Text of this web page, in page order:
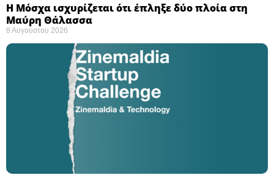
Η Μόσχα ισχυρίζεται ότι έπληξε δύο πλοία στη
Μαύρη Θάλασσα ​
8 Αυγούστου 2026